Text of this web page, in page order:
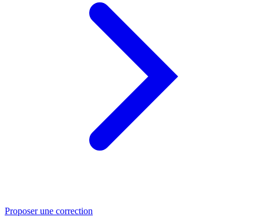
Proposer une correction